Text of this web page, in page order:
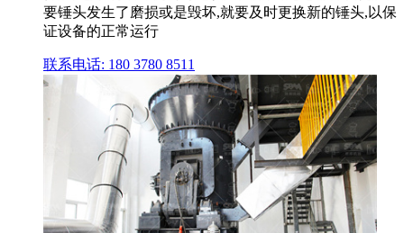
要锤头发生了磨损或是毁坏,就要及时更换新的锤头,以保
证设备的正常运行
联系电话: 180 3780 8511